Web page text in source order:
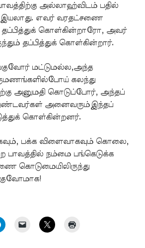
அல்லாஹ்விடம் பதில்
எவர் வரதட்சணை
தப்பித்துக் கொள்கின்றாரோ, அவர்
தப்பித்துக் கொள்கின்றார்.
மட்டுமல்ல,அந்த
கலந்து
அனுமதி கொடுப்போர், அந்தப்
அனைவரும்இந்தப்
கொள்கின்றனர்.
பக்க விளைவாகவும் கொலை,
நம்மை பங்கெடுக்க
கொடுமையிலிருந்து